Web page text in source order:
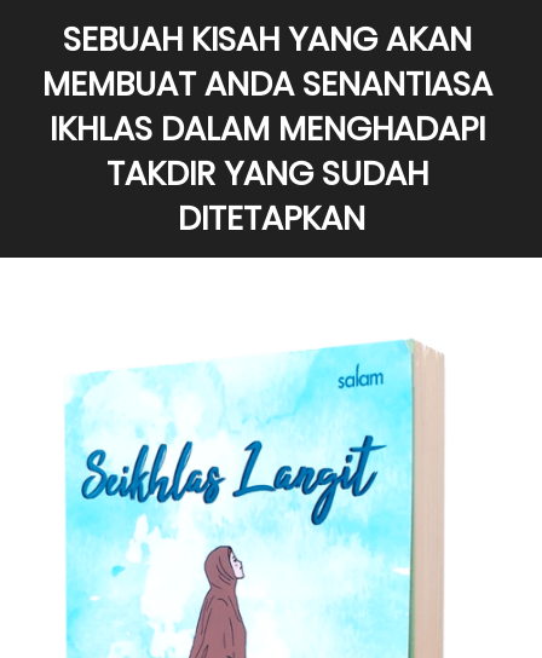
SEBUAH KISAH YANG AKAN
MEMBUAT ANDA SENANTIASA
IKHLAS DALAM MENGHADAPI
TAKDIR YANG SUDAH
DITETAPKAN